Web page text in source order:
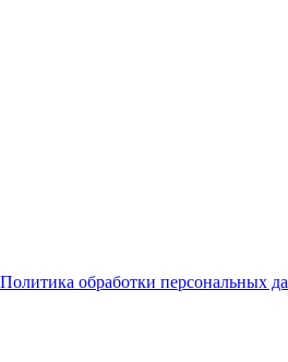
Политика обработки персональных